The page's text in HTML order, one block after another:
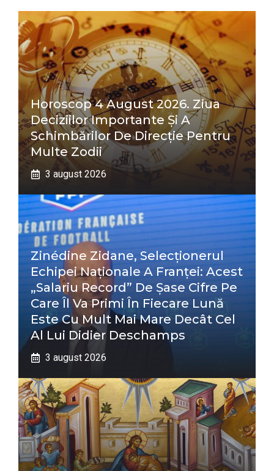
Horoscop 4 August 2026. Ziua
Deciziilor Importante Și A
Schimbărilor De Direcție Pentru
Multe Zodii
3 august 2026
Zinédine Zidane, Selecționerul
Echipei Naționale A Franței: Acest
„salariu Record” De Șase Cifre Pe
Care Îl Va Primi În Fiecare Lună
Este Cu Mult Mai Mare Decât Cel
Al Lui Didier Deschamps
3 august 2026